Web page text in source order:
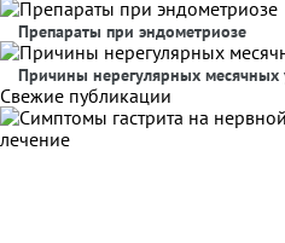
Препараты при эндометриозе
Причины нерегулярных месячных
Свежие публикации